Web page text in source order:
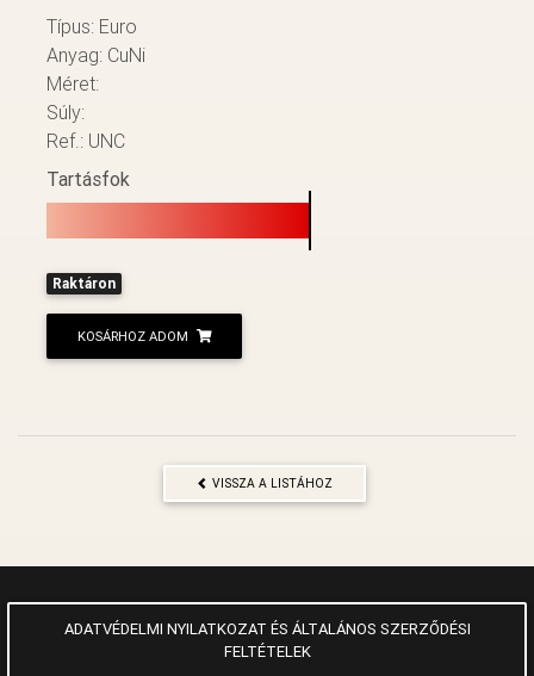
Típus: Euro
Anyag: CuNi
Méret:
Súly:
Ref.: UNC
Tartásfok
Raktáron
KOSÁRHOZ ADOM
VISSZA A LISTÁHOZ
ADATVÉDELMI NYILATKOZAT ÉS ÁLTALÁNOS SZERZŐDÉSI
FELTÉTELEK